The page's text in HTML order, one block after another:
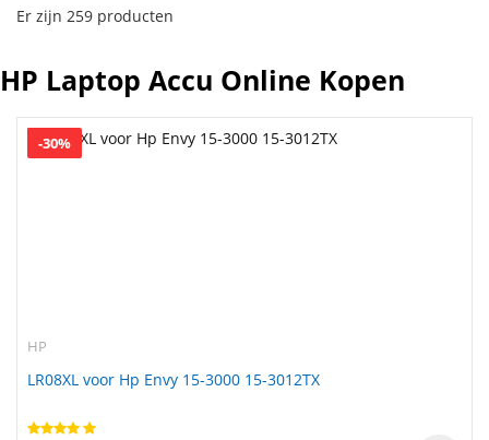
Er zijn 259 producten
HP Laptop Accu Online Kopen
-30%
HP
LR08XL voor Hp Envy 15-3000 15-3012TX